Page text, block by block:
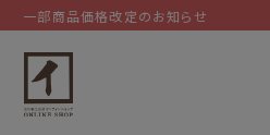
一部商品価格改定のお知らせ